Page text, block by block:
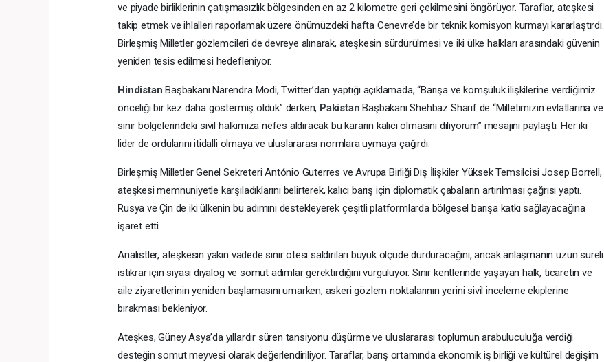
ve piyade birliklerinin çatışmasızlık bölgesinden en az 2 kilometre geri çekilmesini öngörüyor. Taraflar, ateşkesi
takip etmek ve ihlalleri raporlamak üzere önümüzdeki hafta Cenevre’de bir teknik komisyon kurmayı kararlaştırdı.
Birleşmiş Milletler gözlemcileri de devreye alınarak, ateşkesin sürdürülmesi ve iki ülke halkları arasındaki güvenin
yeniden tesis edilmesi hedefleniyor.
HindistanBaşbakanı Narendra Modi, Twitter’dan yaptığı açıklamada, “Barışa ve komşuluk ilişkilerine verdiğimiz
önceliği bir kez daha göstermiş olduk” derken, PakistanBaşbakanı Shehbaz Sharif de “Milletimizin evlatlarına ve
sınır bölgelerindeki sivil halkımıza nefes aldıracak bu kararın kalıcı olmasını diliyorum” mesajını paylaştı. Her iki
lider de ordularını itidalli olmaya ve uluslararası normlara uymaya çağırdı.
Birleşmiş Milletler Genel Sekreteri António Guterres ve Avrupa Birliği Dış İlişkiler Yüksek Temsilcisi Josep Borrell,
ateşkesi memnuniyetle karşıladıklarını belirterek, kalıcı barış için diplomatik çabaların artırılması çağrısı yaptı.
Rusya ve Çin de iki ülkenin bu adımını destekleyerek çeşitli platformlarda bölgesel barışa katkı sağlayacağına
işaret etti.
Analistler, ateşkesin yakın vadede sınır ötesi saldırıları büyük ölçüde durduracağını, ancak anlaşmanın uzun süreli
istikrar için siyasi diyalog ve somut adımlar gerektirdiğini vurguluyor. Sınır kentlerinde yaşayan halk, ticaretin ve
aile ziyaretlerinin yeniden başlamasını umarken, askeri gözlem noktalarının yerini sivil inceleme ekiplerine
bırakması bekleniyor.
Ateşkes, Güney Asya’da yıllardır süren tansiyonu düşürme ve uluslararası toplumun arabuluculuğa verdiği
desteğin somut meyvesi olarak değerlendiriliyor. Taraflar, barış ortamında ekonomik iş birliği ve kültürel değişim